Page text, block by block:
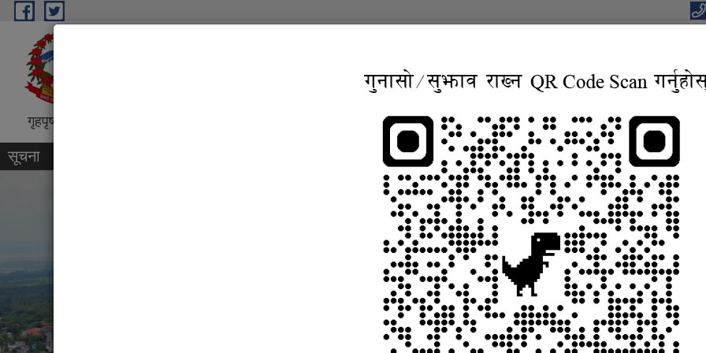
Skip to main content
“शिक्षा, स्वास्थ्य, पर्यटन तथा व्यापारिक पुर्वाधार, बहुसाँस्कृतिक, आवासिय समृद्ध शहर”
गृहपृष्ठ सूचना तथा जानकारी निर्णयहरु कानुन विद्युतिय सुशासन सेवा
सूचना